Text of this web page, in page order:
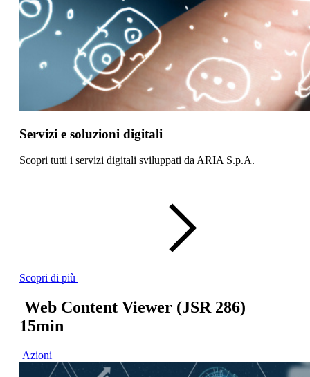
Servizi e soluzioni digitali
Scopri tutti i servizi digitali sviluppati da ARIA S.p.A.
Scopri di più
Web Content Viewer (JSR 286)
15min
Azioni